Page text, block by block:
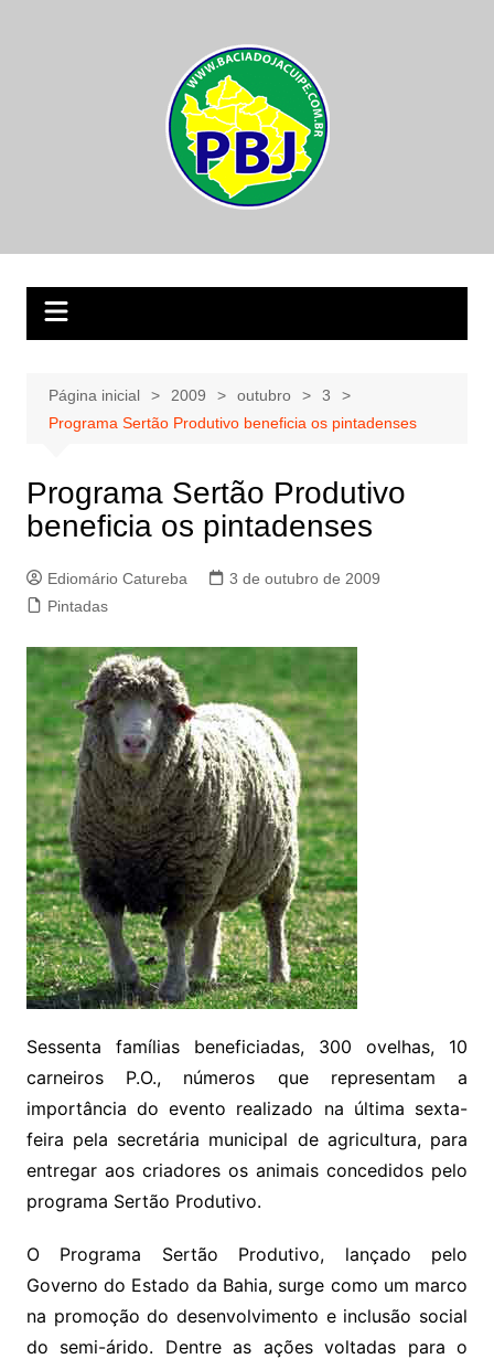
Página inicial 2009 outubro
3
Programa Sertão Produtivo beneficia os pintadenses
Programa Sertão Produtivo
beneficia os pintadenses
Ediomário Catureba
3 de outubro de 2009
Pintadas
Sessenta famílias beneficiadas, 300 ovelhas, 10
carneiros P.O., números que representam a
importância do evento realizado na última sexta-
feira pela secretária municipal de agricultura, para
entregar aos criadores os animais concedidos pelo
programa Sertão Produtivo.
O Programa Sertão Produtivo, lançado pelo
Governo do Estado da Bahia, surge como um marco
na promoção do desenvolvimento e inclusão social
do semi-árido. Dentre as ações voltadas para o